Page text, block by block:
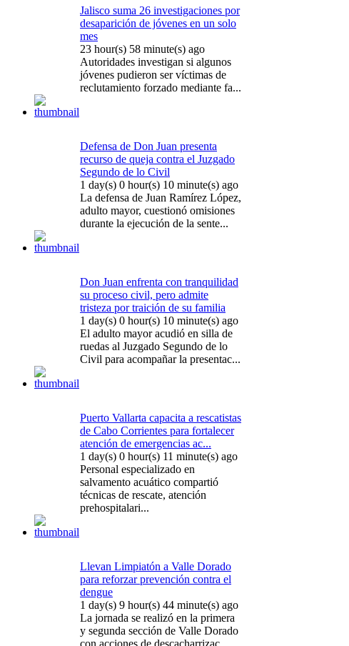
Jalisco suma 26 investigaciones por
desaparición de jóvenes en un solo
mes
23 hour(s) 58 minute(s) ago
Autoridades investigan si algunos
jóvenes pudieron ser víctimas de
reclutamiento forzado mediante fa...
Defensa de Don Juan presenta
recurso de queja contra el Juzgado
Segundo de lo Civil
1 day(s) 0 hour(s) 10 minute(s) ago
La defensa de Juan Ramírez López,
adulto mayor, cuestionó omisiones
durante la ejecución de la sente...
Don Juan enfrenta con tranquilidad
su proceso civil, pero admite
tristeza por traición de su familia
1 day(s) 0 hour(s) 10 minute(s) ago
El adulto mayor acudió en silla de
ruedas al Juzgado Segundo de lo
Civil para acompañar la presentac...
Puerto Vallarta capacita a rescatistas
de Cabo Corrientes para fortalecer
atención de emergencias ac...
1 day(s) 0 hour(s) 11 minute(s) ago
Personal especializado en
salvamento acuático compartió
técnicas de rescate, atención
prehospitalari...
Llevan Limpiatón a Valle Dorado
para reforzar prevención contra el
dengue
1 day(s) 9 hour(s) 44 minute(s) ago
La jornada se realizó en la primera
y segunda sección de Valle Dorado